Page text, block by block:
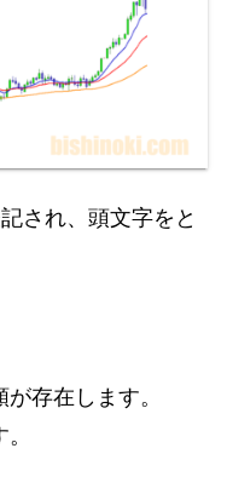
され、頭文字をと
存在します。